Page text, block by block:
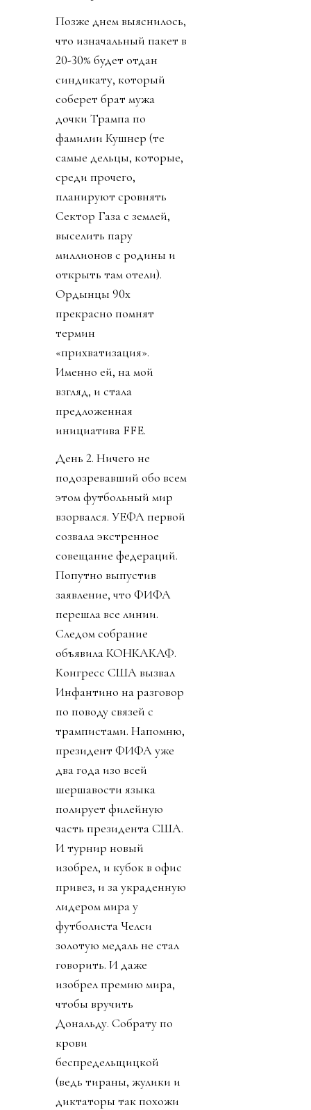
Позже днем выяснилось,
что изначальный пакет в
20-30% будет отдан
синдикату, который
соберет брат мужа
дочки Трампа по
фамилии Кушнер (те
самые дельцы, которые,
среди прочего,
планируют сровнять
Сектор Газа с землей,
выселить пару
миллионов с родины и
открыть там отели).
Ордынцы 90х
прекрасно помнят
термин
«прихватизация».
Именно ей, на мой
взгляд, и стала
предложенная
инициатива FFE.
День 2. Ничего не
подозревавший обо всем
этом футбольный мир
взорвался. УЕФА первой
созвала экстренное
совещание федераций.
Попутно выпустив
заявление, что ФИФА
перешла все линии.
Следом собрание
объявила КОНКАКАФ.
Конгресс США вызвал
Инфантино на разговор
по поводу связей с
трампистами. Напомню,
президент ФИФА уже
два года изо всей
шершавости языка
полирует филейную
часть президента США.
И турнир новый
изобрел, и кубок в офис
привез, и за украденную
лидером мира у
футболиста Челси
золотую медаль не стал
говорить. И даже
изобрел премию мира,
чтобы вручить
Дональду. Собрату по
крови
беспредельщицкой
(ведь тираны, жулики и
диктаторы так похожи